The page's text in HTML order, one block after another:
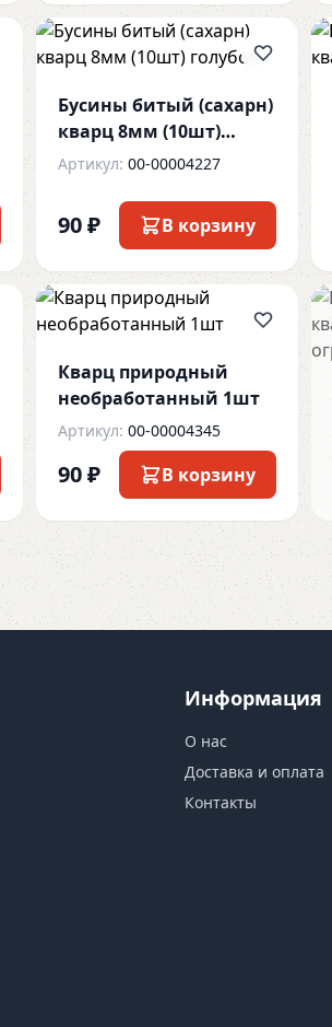
Бусины битый (сахарн)
кварц 8мм (10шт)
голубой
Артикул: 00-00004227
90 ₽ В корзину
Кварц природный
необработанный 1шт
Артикул: 00-00004345
90 ₽ В корзину
Информация
О нас
Доставка и оплата
Контакты